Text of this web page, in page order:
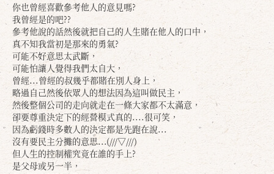
你也曾經喜歡參考他人的意見嗎?
我曾經是的吧??
參考他說的話然後就把自己的人生賭在他人的口中，
真不知我當初是那來的勇氣?
可能不好意思太武斷，
可能怕讓人覺得我們太自大，
曾經...曾經的叔幾乎都賭在別人身上，
略過自己然後依眾人的想法因為這叫做民主，
然後整個公司的走向就走在一條大家都不太滿意，
卻要尊重決定下的經營模式真的....很可笑，
因為虧錢時多數人的決定都是先跑在說...
沒有要民主分攤的意思...(///▽///)
但人生的控制權究竟在誰的手上?
是父母或另一半，